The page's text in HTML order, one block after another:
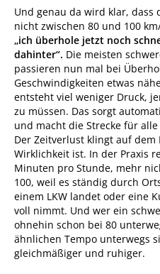
Und genau da wird klar, dass
nicht zwischen 80 und 100
„ich überhole jetzt noch
dahinter“. Die meisten
passieren nun mal bei
Geschwindigkeiten etwas
entsteht viel weniger Druck,
zu müssen. Das sorgt
und macht die Strecke für
Der Zeitverlust klingt auf
Wirklichkeit ist. In der Praxis
Minuten pro Stunde, mehr
100, weil es ständig durch
einem LKW landet oder eine
voll nimmt. Und wer ein
ohnehin schon bei 80
ähnlichen Tempo unterwegs
gleichmäßiger und ruhiger.